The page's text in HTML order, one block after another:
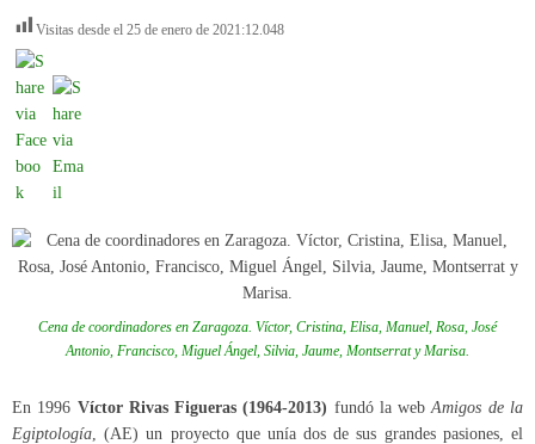
Visitas desde el 25 de enero de 2021:12.048
Cena de coordinadores en Zaragoza. Víctor, Cristina, Elisa, Manuel, Rosa, José
Antonio, Francisco, Miguel Ángel, Silvia, Jaume, Montserrat y Marisa.
En 1996 Víctor Rivas Figueras(1964-2013) fundó la webAmigos de la
Egiptología , (AE) un proyecto que unía dos de sus grandes pasiones, el